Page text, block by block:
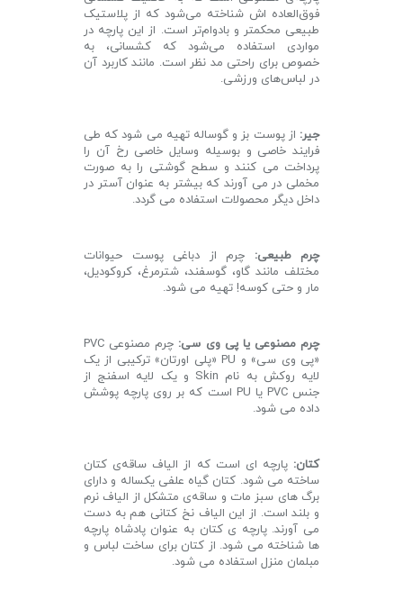
فوق‌العاده اش شناخته می‌شود که از پلاستیک
طبیعی محکمتر و بادوام‌تر است. از این پارچه در
مواردی استفاده می‌شود که کشسانی، به
خصوص برای راحتی مد نظر است. مانند کاربرد آن
در لباس‌های ورزشی.
جیر: از پوست بز و گوساله تهیه می شود که طی
فرایند خاصی و بوسیله وسایل خاصی رخ آن را
پرداخت می کنند و سطح گوشتی را به صورت
مخملی در می آورند که بیشتر به عنوان آستر در
داخل دیگر محصولات استفاده می گردد.
چرم طبیعی:
چرم از دباغی پوست حیوانات
مختلف مانند گاو، گوسفند، شترمرغ، کروکودیل،
مار و حتی کوسه! تهیه می شود.
چرم مصنوعی یا پی وی سی:
چرم مصنوعی PVC
«پی وی سی» و PU «پلی اورتان» ترکیبی از یک
لایه روکش به نام Skin و یک لایه اسفنج از
جنس PVC یا PU است که بر روی پارچه پوشش
داده می شود.
کتان: پارچه ‌ای است که از الیاف ساقه‌ی کتان
ساخته می شود. کتان گیاه علفی یکساله‌ و دارای
برگ های سبز مات و ساقه‌ی متشکل از الیاف نرم
و بلند است. از این الیاف نخ کتانی هم به دست
می آورند. پارچه ی کتان به عنوان پادشاه پارچه
ها شناخته می شود. از کتان برای ساخت لباس و
مبلمان منزل استفاده می شود.